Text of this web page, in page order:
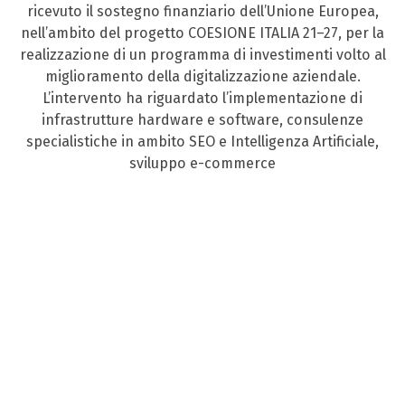
ricevuto il sostegno finanziario dell’Unione Europea,
nell’ambito del progetto COESIONE ITALIA 21–27, per la
realizzazione di un programma di investimenti volto al
miglioramento della digitalizzazione aziendale.
L’intervento ha riguardato l’implementazione di
infrastrutture hardware e software, consulenze
specialistiche in ambito SEO e Intelligenza Artificiale,
sviluppo e-commerce